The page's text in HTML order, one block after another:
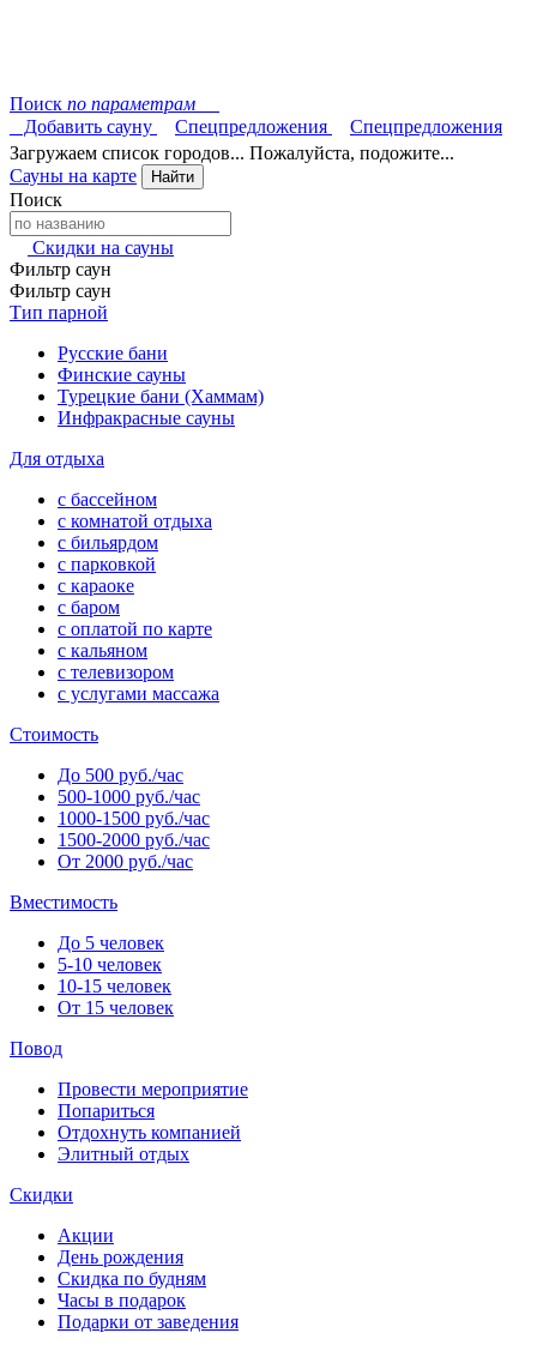
Поиск по параметрам
Добавить сауну
Спецпредложения
Спецпредложения
Загружаем список городов... Пожалуйста, подожите...
Сауны на карте
Найти
Поиск
Скидки на сауны
Фильтр саун
Фильтр саун
Тип парной
Русские бани
Финские сауны
Турецкие бани (Хаммам)
Инфракрасные сауны
Для отдыха
с бассейном
с комнатой отдыха
с бильярдом
с парковкой
с караоке
с баром
с оплатой по карте
с кальяном
с телевизором
с услугами массажа
Стоимость
До 500 руб./час
500-1000 руб./час
1000-1500 руб./час
1500-2000 руб./час
От 2000 руб./час
Вместимость
До 5 человек
5-10 человек
10-15 человек
От 15 человек
Повод
Провести мероприятие
Попариться
Отдохнуть компанией
Элитный отдых
Скидки
Акции
День рождения
Скидка по будням
Часы в подарок
Подарки от заведения